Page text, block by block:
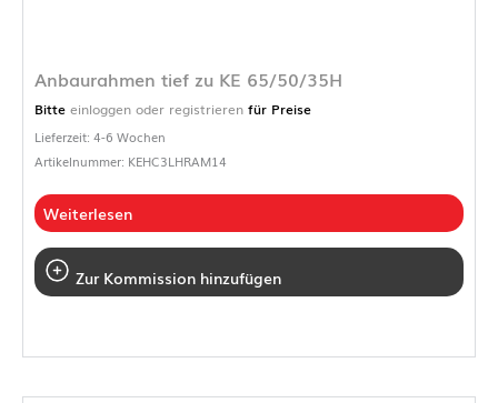
Anbaurahmen tief zu KE 65/50/35H
Bitte einloggen oder registrieren für Preise
Lieferzeit: 4-6 Wochen
Artikelnummer: KEHC3LHRAM14
Weiterlesen
Zur Kommission hinzufügen